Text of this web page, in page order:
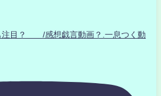
注目？ /感想戯言動画？.一息つく動